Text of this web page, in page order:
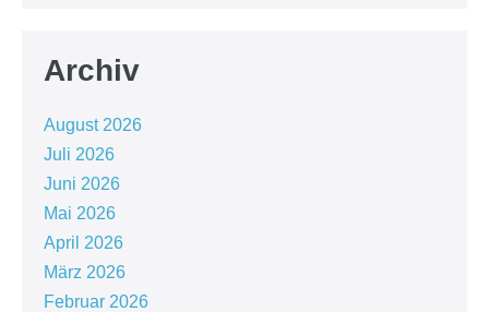
Archiv
August 2026
Juli 2026
Juni 2026
Mai 2026
April 2026
März 2026
Februar 2026